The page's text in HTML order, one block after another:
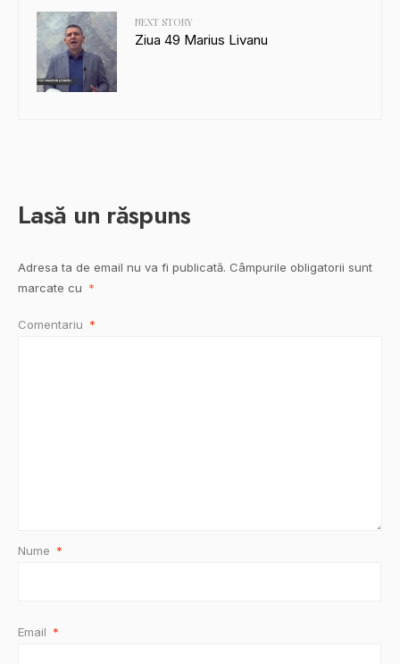
NEXT STORY
Ziua 49 Marius Livanu
Lasă un răspuns
Adresa ta de email nu va fi publicată. Câmpurile obligatorii sunt
marcate cu *
Comentariu *
Nume *
Email *